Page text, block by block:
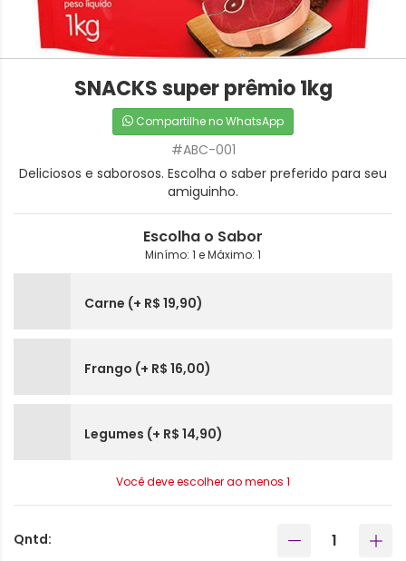
SNACKS super prêmio 1kg
Compartilhe no WhatsApp
#ABC-001
Deliciosos e saborosos. Escolha o saber preferido para seu
amiguinho.
Escolha o Sabor
Minímo: 1 e Máximo: 1
Carne (+ R$ 19,90)
Frango (+ R$ 16,00)
Legumes (+ R$ 14,90)
Você deve escolher ao menos 1
Qntd: